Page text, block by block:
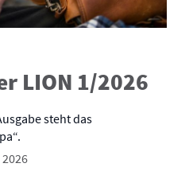
LION 1/2026
steht das